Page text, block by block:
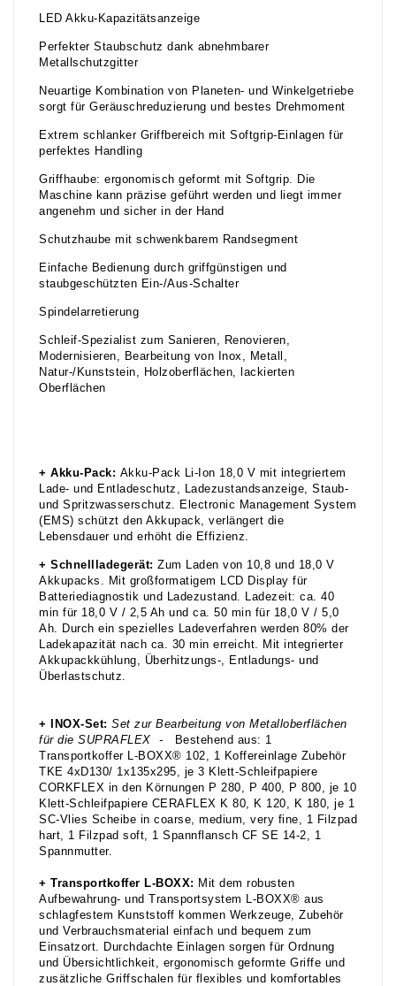
LED Akku-Kapazitätsanzeige
Perfekter Staubschutz dank abnehmbarer
Metallschutzgitter
Neuartige Kombination von Planeten- und Winkelgetriebe
sorgt für Geräuschreduzierung und bestes Drehmoment
Extrem schlanker Griffbereich mit Softgrip-Einlagen für
perfektes Handling
Griffhaube: ergonomisch geformt mit Softgrip. Die
Maschine kann präzise geführt werden und liegt immer
angenehm und sicher in der Hand
Schutzhaube mit schwenkbarem Randsegment
Einfache Bedienung durch griffgünstigen und
staubgeschützten Ein-/Aus-Schalter
Spindelarretierung
Schleif-Spezialist zum Sanieren, Renovieren,
Modernisieren, Bearbeitung von Inox, Metall,
Natur-/Kunststein, Holzoberflächen, lackierten
Oberflächen
+ Akku-Pack: Akku-Pack Li-Ion 18,0 V mit integriertem
Lade- und Entladeschutz, Ladezustandsanzeige, Staub-
und Spritzwasserschutz. Electronic Management System
(EMS) schützt den Akkupack, verlängert die
Lebensdauer und erhöht die Effizienz.
+ Schnellladegerät: Zum Laden von 10,8 und 18,0 V
Akkupacks. Mit großformatigem LCD Display für
Batteriediagnostik und Ladezustand. Ladezeit: ca. 40
min für 18,0 V / 2,5 Ah und ca. 50 min für 18,0 V / 5,0
Ah. Durch ein spezielles Ladeverfahren werden 80% der
Ladekapazität nach ca. 30 min erreicht. Mit integrierter
Akkupackkühlung, Überhitzungs-, Entladungs- und
Überlastschutz.
+ INOX-Set: Set zur Bearbeitung von Metalloberflächen
für die SUPRAFLEX -
Bestehend aus: 1
Transportkoffer L-BOXX® 102, 1 Koffereinlage Zubehör
TKE 4xD130/ 1x135x295, je 3 Klett-Schleifpapiere
CORKFLEX in den Körnungen P 280, P 400, P 800, je 10
Klett-Schleifpapiere CERAFLEX K 80, K 120, K 180, je 1
SC-Vlies Scheibe in coarse, medium, very fine, 1 Filzpad
hart, 1 Filzpad soft, 1 Spannflansch CF SE 14-2, 1
Spannmutter.
+ Transportkoffer L-BOXX: Mit dem robusten
Aufbewahrung- und Transportsystem L-BOXX® aus
schlagfestem Kunststoff kommen Werkzeuge, Zubehör
und Verbrauchsmaterial einfach und bequem zum
Einsatzort. Durchdachte Einlagen sorgen für Ordnung
und Übersichtlichkeit, ergonomisch geformte Griffe und
zusätzliche Griffschalen für flexibles und komfortables